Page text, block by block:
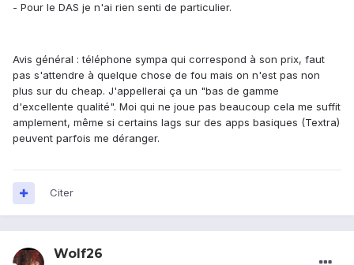
- Pour le DAS je n'ai rien senti de particulier.
Avis général : téléphone sympa qui correspond à son prix, faut
pas s'attendre à quelque chose de fou mais on n'est pas non
plus sur du cheap. J'appellerai ça un "bas de gamme
d'excellente qualité". Moi qui ne joue pas beaucoup cela me suffit
amplement, même si certains lags sur des apps basiques (Textra)
peuvent parfois me déranger.
Citer
Wolf26